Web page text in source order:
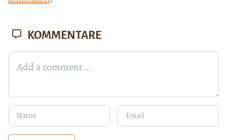
KOMMENTARE